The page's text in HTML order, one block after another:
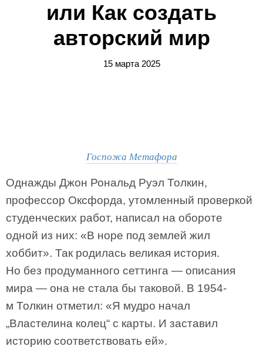
или Как создать
авторский мир
15 марта 2025
Госпожа Метафора
Однажды Джон Рональд Руэл Толкин,
профессор Оксфорда, утомленный проверкой
студенческих работ, написал на обороте
одной из них: «В норе под землей жил
хоббит». Так родилась великая история.
Но без продуманного сеттинга — описания
мира — она не стала бы таковой. В 1954-
м Толкин отметил: «Я мудро начал
„Властелина колец“ с карты. И заставил
историю соответствовать ей».